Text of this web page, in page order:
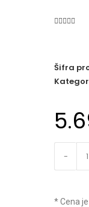
Šifra
-
* Cena